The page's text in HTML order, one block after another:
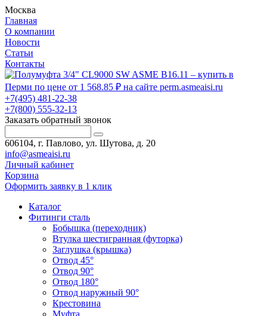
Москва
Главная
О компании
Новости
Статьи
Контакты
+7(495) 481-22-38
+7(800) 555-32-13
Заказать обратный звонок
606104, г. Павлово, ул. Шутова, д. 20
info@asmeaisi.ru
Личный кабинет
Корзина
Оформить заявку в 1 клик
Каталог
Фитинги сталь
Бобышка (переходник)
Втулка шестигранная (футорка)
Заглушка (крышка)
Отвод 45°
Отвод 90°
Отвод 180°
Отвод наружный 90°
Крестовина
Муфта